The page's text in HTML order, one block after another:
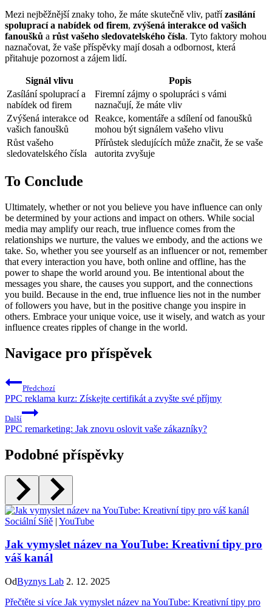
Mezi nejběžnější znaky toho, že máte skutečně vliv, patřízasílání
spoluprací a nabídek od firem, zvýšená interakce od vašich
fanoušků a růst vašeho sledovatelského čísla. Tyto faktory mohou
naznačovat, že vaše příspěvky mají dosah a odbornost, která
přitahuje pozornost a zájem lidí.
Signál vlivu
Popis
Zasílání spoluprací a
nabídek od firem
Firemní zájmy o spolupráci s vámi
naznačují, že máte vliv
Zvýšená interakce od
vašich fanoušků
Reakce, komentáře a sdílení od fanoušků
mohou být signálem vašeho vlivu
Růst vašeho
sledovatelského čísla
Přírůstek sledujících může značit, že se vaše
autorita zvyšuje
To Conclude
Ultimately, whether or not you believe you have influence can only
be determined by your actions and impact on others. While social
media may amplify our reach, true influence comes from the
relationships we nurture, the values we embody, and the actions we
take. So, whether you see yourself as an influencer or not, remember
that every interaction you have, both online and offline, has the
power to shape the world around you. Be intentional about the
messages you share, the causes you support, and the connections
you build. Because in the end, true influence lies not in the number
of followers you have, but in the positive change you inspire in
others. Embrace your unique voice, use it wisely, and watch as your
influence creates ripples of change in the world.
Navigace pro příspěvek
Předchozí
PPC reklama kurz: Získejte certifikát a zvyšte své příjmy
Další
PPC remarketing: Jak znovu oslovit vaše zákazníky?
Podobné příspěvky
Sociální Sítě | YouTube
Jak vymyslet název na YouTube: Kreativní tipy pro
váš kanál
OdByznys Lab 2. 12. 2025
Přečtěte si více Jak vymyslet název na YouTube: Kreativní tipy pro